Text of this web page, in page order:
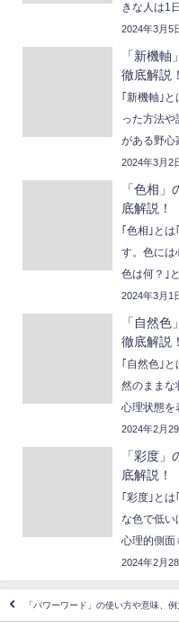
きな人は1
2024年3月5
「新機
徹底解説！
｢新機軸｣
った方法
がある野心
2024年3月2
「色相
底解説！
｢色相｣と
す。色には
色は何？｣
2024年3月1
「自然
徹底解説！
｢自然色｣
然のままな
心理状態を
2024年2月
「彩度
底解説！
｢彩度｣と
な色で低い
心理的側面
2024年2月
「パワーワード」の使い方や意味、